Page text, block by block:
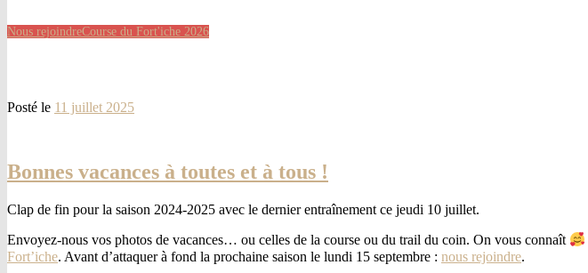
Nous rejoindreCourse du Fort'iche 2026
Posté le 11 juillet 2025
Bonnes vacances à toutes et à tous !
Clap de fin pour la saison 2024-2025 avec le dernier entraînement ce jeudi 10 juillet.
Envoyez-nous vos photos de vacances… ou celles de la course ou du trail du coin. On vous connaît
Fort’iche. Avant d’attaquer à fond la prochaine saison le lundi 15 septembre : nous rejoindre.